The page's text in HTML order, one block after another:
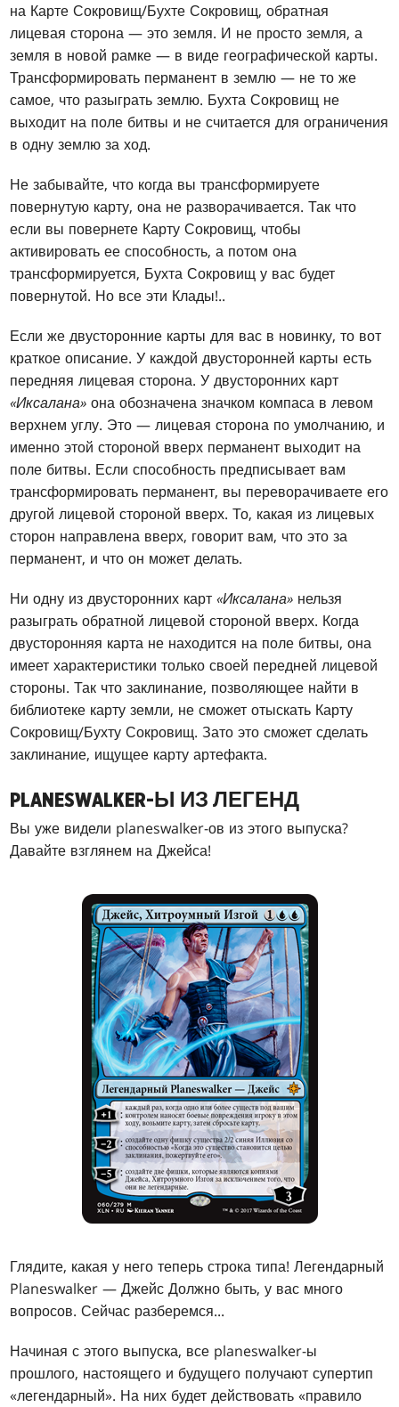
на Карте Сокровищ/Бухте Сокровищ, обратная
лицевая сторона — это земля. И не просто земля, а
земля в новой рамке — в виде географической карты.
Трансформировать перманент в землю — не то же
самое, что разыграть землю. Бухта Сокровищ не
выходит на поле битвы и не считается для ограничения
в одну землю за ход.
Не забывайте, что когда вы трансформируете
повернутую карту, она не разворачивается. Так что
если вы повернете Карту Сокровищ, чтобы
активировать ее способность, а потом она
трансформируется, Бухта Сокровищ у вас будет
повернутой. Но все эти Клады!..
Если же двусторонние карты для вас в новинку, то вот
краткое описание. У каждой двусторонней карты есть
передняя лицевая сторона. У двусторонних карт
«Иксалана» она обозначена значком компаса в левом
верхнем углу. Это — лицевая сторона по умолчанию, и
именно этой стороной вверх перманент выходит на
поле битвы. Если способность предписывает вам
трансформировать перманент, вы переворачиваете его
другой лицевой стороной вверх. То, какая из лицевых
сторон направлена вверх, говорит вам, что это за
перманент, и что он может делать.
Ни одну из двусторонних карт«Иксалана» нельзя
разыграть обратной лицевой стороной вверх. Когда
двусторонняя карта не находится на поле битвы, она
имеет характеристики только своей передней лицевой
стороны. Так что заклинание, позволяющее найти в
библиотеке карту земли, не сможет отыскать Карту
Сокровищ/Бухту Сокровищ. Зато это сможет сделать
заклинание, ищущее карту артефакта.
PLANESWALKER-Ы ИЗ ЛЕГЕНД
Вы уже видели planeswalker-ов из этого выпуска?
Давайте взглянем на Джейса!
Глядите, какая у него теперь строка типа! Легендарный
Planeswalker — Джейс Должно быть, у вас много
вопросов. Сейчас разберемся...
Начиная с этого выпуска, все planeswalker-ы
прошлого, настоящего и будущего получают супертип
«легендарный». На них будет действовать «правило